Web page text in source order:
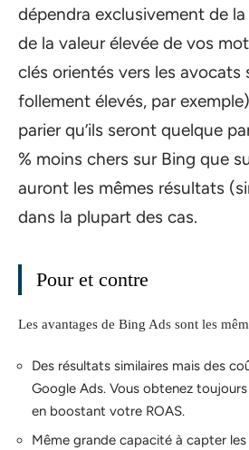
dépendra exclusivement de
de la valeur élevée de vos
clés orientés vers les
follement élevés, par
parier qu’ils seront quelque
% moins chers sur Bing que
auront les mêmes résultats
dans la plupart des cas.
Pour et contre
Les avantages de Bing Ads sont les
Des résultats similaires mais des
Google Ads. Vous obtenez
en boostant votre ROAS.
Même grande capacité à capter